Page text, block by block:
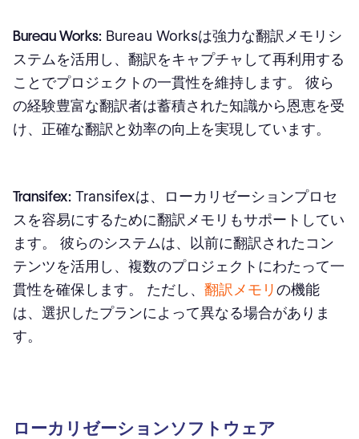
Bureau Works: Bureau Worksは強力な翻訳メモリシ
ステムを活用し、翻訳をキャプチャして再利用する
ことでプロジェクトの一貫性を維持します。 彼ら
の経験豊富な翻訳者は蓄積された知識から恩恵を受
け、正確な翻訳と効率の向上を実現しています。
Transifex: Transifexは、ローカリゼーションプロセ
スを容易にするために翻訳メモリもサポートしてい
ます。 彼らのシステムは、以前に翻訳されたコン
テンツを活用し、複数のプロジェクトにわたって一
貫性を確保します。 ただし、 翻訳メモリの機能
は、選択したプランによって異なる場合がありま
す。
ローカリゼーションソフトウェア